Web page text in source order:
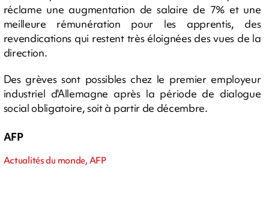
réclame une augmentation de salaire de 7% et une
meilleure rémunération pour les apprentis, des
revendications qui restent très éloignées des vues de la
direction.
Des grèves sont possibles chez le premier employeur
industriel d'Allemagne après la période de dialogue
social obligatoire, soit à partir de décembre.
AFP
Actualités du monde, AFP